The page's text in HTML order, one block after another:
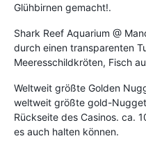
Glühbirnen gemacht!.
Shark Reef Aquarium @
durch einen transparenten
Meeresschildkröten, Fisch
Weltweit größte Golden
weltweit größte gold-
Rückseite des Casinos. ca.
es auch halten können.